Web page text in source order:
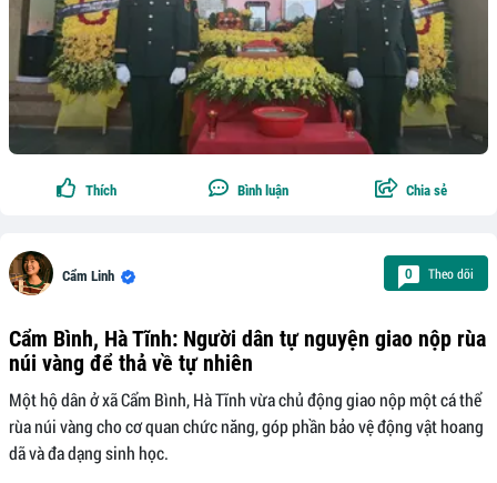
Thích Bình luận Chia sẻ
Cẩm Linh 0 Theo dõi
Cẩm Bình, Hà Tĩnh: Người dân tự nguyện giao nộp rùa
núi vàng để thả về tự nhiên
Một hộ dân ở xã Cẩm Bình, Hà Tĩnh vừa chủ động giao nộp một cá thể
rùa núi vàng cho cơ quan chức năng, góp phần bảo vệ động vật hoang
dã và đa dạng sinh học.